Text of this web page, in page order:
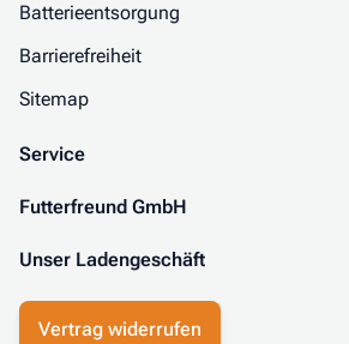
Batterieentsorgung
Barrierefreiheit
Sitemap
Service
Futterfreund GmbH
Unser Ladengeschäft
Vertrag widerrufen